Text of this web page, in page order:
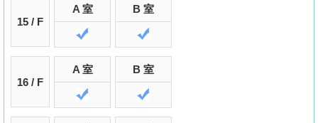
15 / F
A 室 B 室
16 / F
A 室 B 室